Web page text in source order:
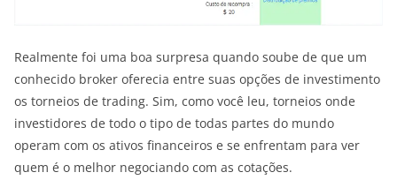
Realmente foi uma boa surpresa quando soube de que um
conhecido broker oferecia entre suas opções de investimento
os torneios de trading. Sim, como você leu, torneios onde
investidores de todo o tipo de todas partes do mundo
operam com os ativos financeiros e se enfrentam para ver
quem é o melhor negociando com as cotações.